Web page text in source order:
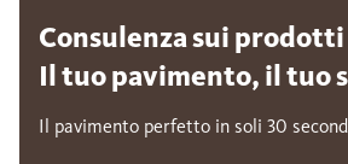
Consulenza sui prodotti
Il tuo pavimento, il tuo
Il pavimento perfetto in soli 30